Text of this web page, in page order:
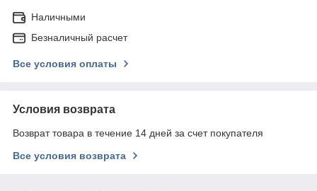
Наличными
Безналичный расчет
Все условия оплаты
Условия возврата
Возврат товара в течение 14 дней за счет покупателя
Все условия возврата